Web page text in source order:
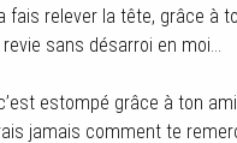
fais relever la tête, grâce à
revie sans désarroi en moi…
estompé grâce à ton
jamais comment te